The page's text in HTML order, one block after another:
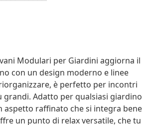
Modulari per Giardini aggiorna il
con un design moderno e linee
è perfetto per incontri
grandi. Adatto per qualsiasi giardino
aspetto raffinato che si integra bene
un punto di relax versatile, che tu